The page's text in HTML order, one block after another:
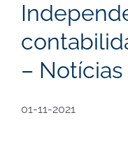
– Notícias
01-11-2021